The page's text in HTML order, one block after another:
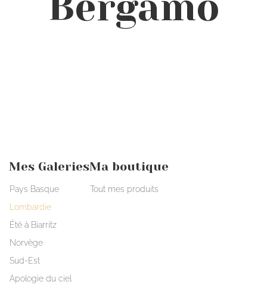
Mes Galeries
Pays Basque
Lombardie
Été à Biarritz
Norvège
Sud-Est
Apologie du ciel
Ma boutique
Tout mes produits